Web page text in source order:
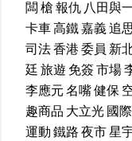
闆槍報仇 八田與
卡車高鐵嘉義追
司法香港委員 新
廷旅遊 免簽市場
李應元名嘴健保
趣商品 大立光國際
運動鐵路夜市星